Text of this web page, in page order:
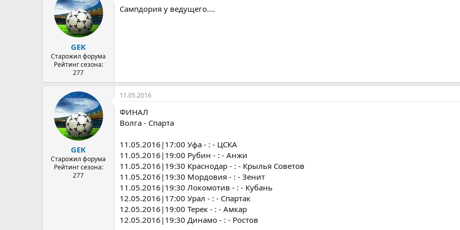
GEK
Старожил форума
Рейтинг сезона:
277
Сампдория у ведущего....
GEK
Старожил форума
Рейтинг сезона:
277
11.05.2016
ФИНАЛ
Волга - Спарта
11.05.2016|17:00 Уфа - : - ЦСКА
11.05.2016|19:00 Рубин - : - Анжи
11.05.2016|19:30 Краснодар - : - Крылья Советов
11.05.2016|19:30 Мордовия - : - Зенит
11.05.2016|19:30 Локомотив - : - Кубань
12.05.2016|17:00 Урал - : - Спартак
12.05.2016|19:00 Терек - : - Амкар
12.05.2016|19:30 Динамо - : - Ростов